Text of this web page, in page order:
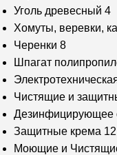
Уголь древесный 4
Хомуты, веревки,
Черенки 8
Шпагат
Чистящие и
Дезинфицирующее
Защитные крема 12
Моющие и